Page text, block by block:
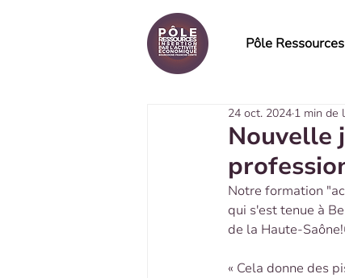
Pôle
Nouvelle
24 oct. 2024 1 min de
Notre formation
qui s'est tenue à
de la Haute-
« Cela donne des